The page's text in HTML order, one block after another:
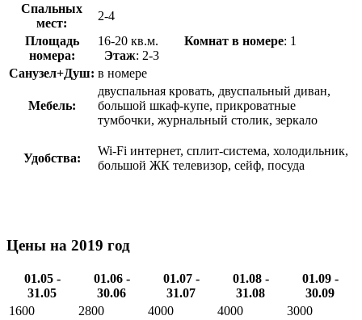
Спальных
мест:
2-4
Площадь
номера:
16-20 кв.м. Комнат в номере: 1
Этаж: 2-3
Санузел+Душ: в номере
Мебель:
двуспальная кровать, двуспальный диван,
большой шкаф-купе, прикроватные
тумбочки, журнальный столик, зеркало
Удобства:
Wi-Fi интернет, сплит-система, холодильник,
большой ЖК телевизор, сейф, посуда
Цены на 2019 год
01.05 -
31.05
01.06 -
30.06
01.07 -
31.07
01.08 -
31.08
01.09 -
30.09
1600
2800 4000 4000 3000